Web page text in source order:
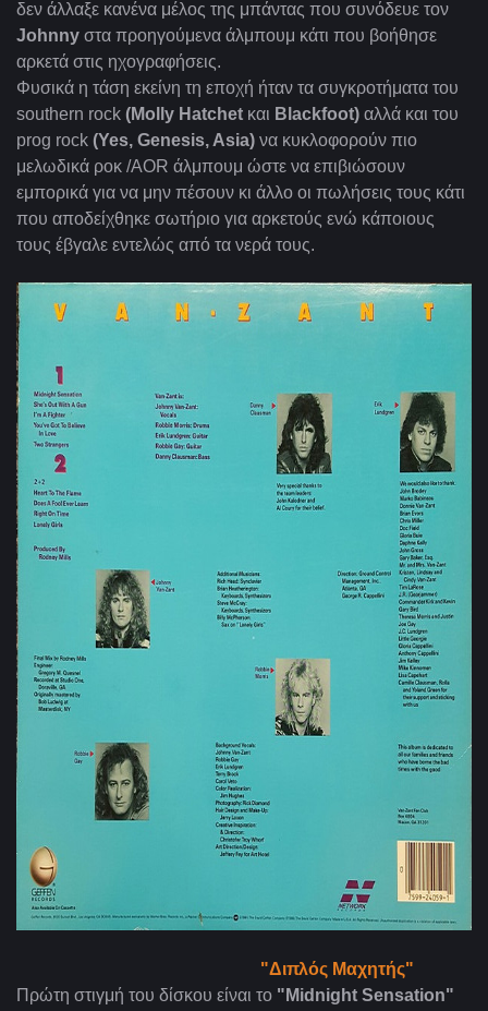
δεν άλλαξε κανένα μέλος της μπάντας που συνόδευε τον
Johnny στα προηγούμενα άλμπουμ κάτι που βοήθησε
αρκετά στις ηχογραφήσεις.
Φυσικά η τάση εκείνη τη εποχή ήταν τα συγκροτήματα του
southern rock (Molly Hatchet και Blackfoot) αλλά και του
prog rock (Yes, Genesis, Asia) να κυκλοφορούν πιο
μελωδικά ροκ /ΑΟR άλμπουμ ώστε να επιβιώσουν
εμπορικά για να μην πέσουν κι άλλο οι πωλήσεις τους κάτι
που αποδείχθηκε σωτήριο για αρκετούς ενώ κάποιους
τους έβγαλε εντελώς από τα νερά τους.
"Διπλός Μαχητής"
Πρώτη στιγμή του δίσκου είναι το "Midnight Sensation"